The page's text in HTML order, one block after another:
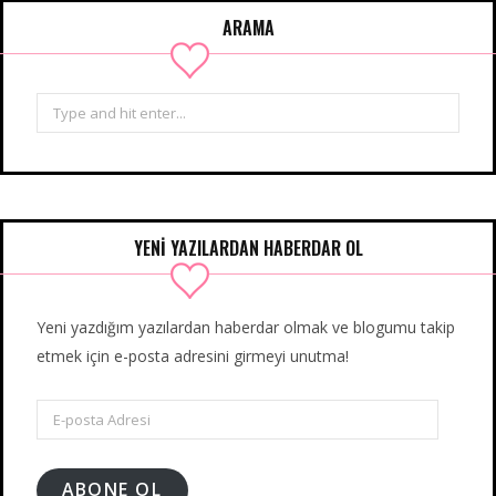
ARAMA
Search
for:
YENİ YAZILARDAN HABERDAR OL
Yeni yazdığım yazılardan haberdar olmak ve blogumu takip
etmek için e-posta adresini girmeyi unutma!
posta
Adresi
ABONE OL